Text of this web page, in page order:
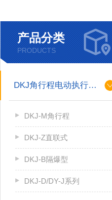
产品分类
PRODUCTS
DKJ角行程电动执行机构
DKJ-M角行程
DKJ-Z直联式
DKJ-B隔爆型
DKJ-D/DY-J系列